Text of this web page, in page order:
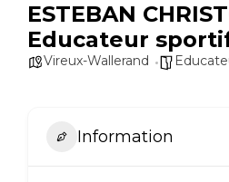
ESTEBAN
Educateur
Vireux-Wallerand
Information